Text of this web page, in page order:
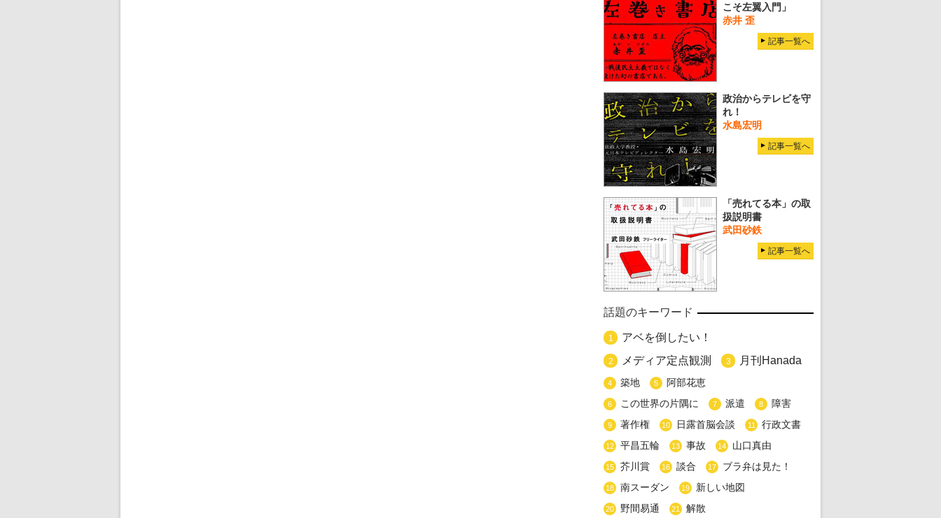
こそ左翼入門」
赤井 歪
記事一覧へ
政治からテレビを守
れ！
水島宏明
記事一覧へ
「売れてる本」の取
扱説明書
武田砂鉄
記事一覧へ
話題のキーワード
1 アベを倒したい！
2 メディア定点観測 3 月刊Hanada
4 築地 5 阿部花恵
6 この世界の片隅に 7 派遣 8 障害
9 著作権 10 日露首脳会談 11 行政文書
12 平昌五輪 13 事故 14 山口真由
15 芥川賞 16 談合 17 ブラ弁は見た！
18 南スーダン 19 新しい地図
20 野間易通 21 解散